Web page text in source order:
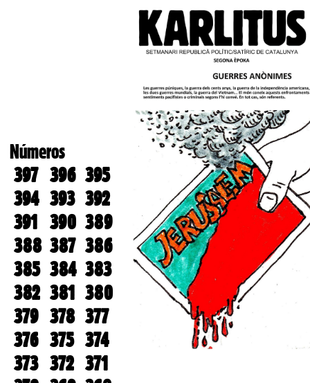
Números
397 396 395
394 393 392
391 390 389
388 387 386
385 384 383
382 381 380
379 378 377
376 375 374
373 372 371